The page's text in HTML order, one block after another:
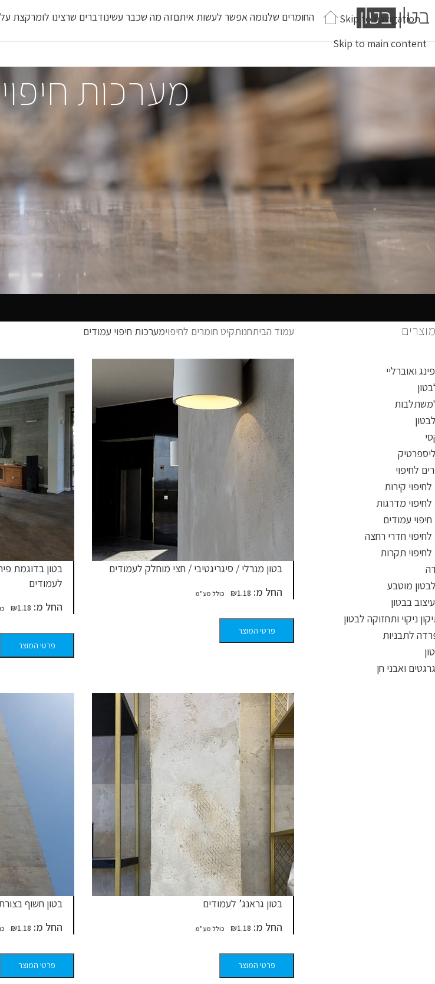
Skip to navigation
Skip to main content
החומרים שלנומה אפשר לעשות איתםזה מה שכבר עשינודברים שרצינו לומרקצת
מערכות
עמוד הביתחנותקיט חומרים לחיפוימערכות חיפוי עמודים
בטון בדוגמת
לעמודים
החל מ:
₪1.18
פרטי המוצר
בטון מנרלי / סיגריגטיבי / חצי מוחלק לעמודים
החל מ:
₪1.18
פרטי המוצר
בטון חשוף
החל מ:
₪1.18
פרטי המוצר
בטון גראנג’ לעמודים
החל מ:
₪1.18
פרטי המוצר
ואוברליי
לחיפוי
קירות
מדרגות
עמודים
חדרי רחצה
תקרות
מוטבע
בבטון
ניקוי ותחזוקה לבטון
לתבניות
ואבני חן